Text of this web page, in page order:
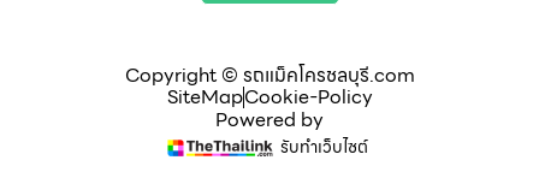
Copyright © รถแม็คโครชลบุรี.com
SiteMapCookie-Policy
Powered by
รับทำเว็บไซต์